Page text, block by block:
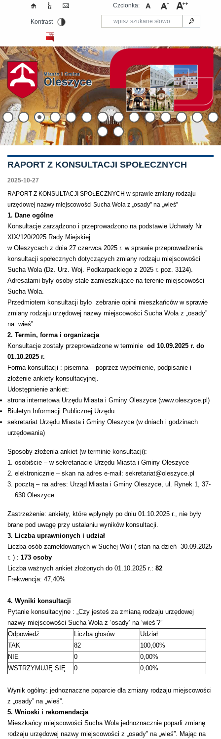
Czcionka:
Kontrast
RAPORT Z KONSULTACJI SPOŁECZNYCH
2025-10-27
RAPORT Z KONSULTACJI SPOŁECZNYCH w sprawie zmiany rodzaju
urzędowej nazwy miejscowości Sucha Wola z „osady” na „wieś”
1. Dane ogólne
Konsultacje zarządzono i przeprowadzono na podstawie Uchwały Nr
XIX/120/2025 Rady Miejskiej
w Oleszycach z dnia 27 czerwca 2025 r. w sprawie przeprowadzenia
konsultacji społecznych dotyczących zmiany rodzaju miejscowości
Sucha Wola (Dz. Urz. Woj. Podkarpackiego z 2025 r. poz. 3124).
Adresatami były osoby stale zamieszkujące na terenie miejscowości
Sucha Wola.
Przedmiotem konsultacji było zebranie opinii mieszkańców w sprawie
zmiany rodzaju urzędowej nazwy miejscowości Sucha Wola z „osady”
na „wieś”.
2. Termin, forma i organizacja
Konsultacje zostały przeprowadzone w terminie od 10.09.2025 r. do
01.10.2025 r.
Forma konsultacji : pisemna – poprzez wypełnienie, podpisanie i
złożenie ankiety konsultacyjnej.
Udostępnienie ankiet:
strona internetowa Urzędu Miasta i Gminy Oleszyce (www.oleszyce.pl)
Biuletyn Informacji Publicznej Urzędu
sekretariat Urzędu Miasta i Gminy Oleszyce (w dniach i godzinach
urzędowania)
Sposoby złożenia ankiet (w terminie konsultacji):
osobiście – w sekretariacie Urzędu Miasta i Gminy Oleszyce
elektronicznie – skan na adres e-mail: sekretariat@oleszyce.pl
pocztą – na adres: Urząd Miasta i Gminy Oleszyce, ul. Rynek 1, 37-
630 Oleszyce
Zastrzeżenie: ankiety, które wpłynęły po dniu 01.10.2025 r., nie były
brane pod uwagę przy ustalaniu wyników konsultacji.
3. Liczba uprawnionych i udział
Liczba osób zameldowanych w Suchej Woli ( stan na dzień 30.09.2025
r. ) : 173 osoby
Liczba ważnych ankiet złożonych do 01.10.2025 r.: 82
Frekwencja: 47,40%
4. Wyniki konsultacji
Pytanie konsultacyjne : „Czy jesteś za zmianą rodzaju urzędowej
nazwy miejscowości Sucha Wola z ‘osady’ na ‘wieś’?”
Odpowiedź
Liczba głosów
Udział
TAK
82
100,00%
NIE
0
0,00%
WSTRZYMUJĘ SIĘ
0 0,00%
Wynik ogólny: jednoznaczne poparcie dla zmiany rodzaju miejscowości
z „osady” na „wieś”.
5. Wnioski i rekomendacja
Mieszkańcy miejscowości Sucha Wola jednoznacznie poparli zmianę
rodzaju urzędowej nazwy miejscowości z „osady” na „wieś”. Mając na